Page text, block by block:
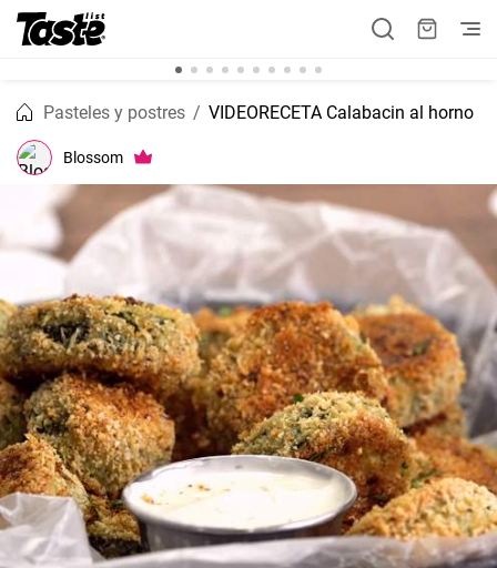
Pasteles y postres VIDEORECETA Calabacin al horno
Blossom